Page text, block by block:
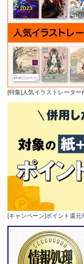
[特集]人気イラストレーター
[キャンペーン]ポイント還